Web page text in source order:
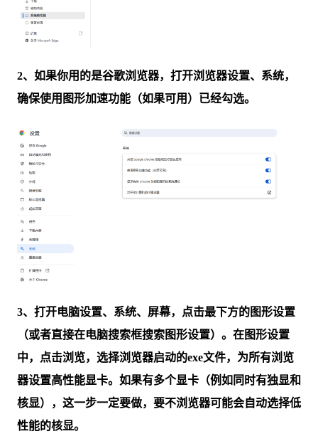
2、如果你用的是谷歌浏览器，打开浏览器设置、系统，
确保使用图形加速功能（如果可用）已经勾选。
3、打开电脑设置、系统、屏幕，点击最下方的图形设置
（或者直接在电脑搜索框搜索图形设置）。在图形设置
中，点击浏览，选择浏览器启动的exe文件，为所有浏览
器设置高性能显卡。如果有多个显卡（例如同时有独显和
核显），这一步一定要做，要不浏览器可能会自动选择低
性能的核显。